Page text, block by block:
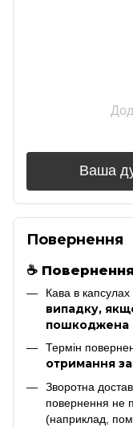
Ваша
Повернення
☕
Кава в
випадку,
пошкоджена
Термін
отримання
Зворотна
повернення не
(наприклад,